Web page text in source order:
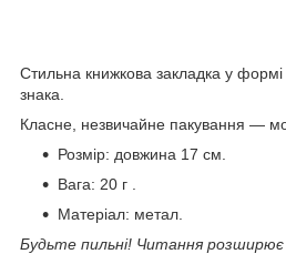
Стильна книжкова закладка у формі
знака.
Класне, незвичайне пакування —
Розмір: довжина 17 см.
Вага: 20 г .
Матеріал: метал.
Будьте пильні! Читання розширює